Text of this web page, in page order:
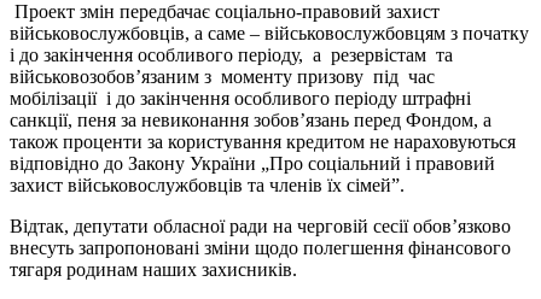
Проект змін передбачає соціально-правовий захист
військовослужбовців, а саме – військовослужбовцям з початку
і до закінчення особливого періоду, а резервістам та
військовозобов’язаним з моменту призову під час
мобілізації і до закінчення особливого періоду штрафні
санкції, пеня за невиконання зобов’язань перед Фондом, а
також проценти за користування кредитом не нараховуються
відповідно до Закону України „Про соціальний і правовий
захист військовослужбовців та членів їх сімей”.
Відтак, депутати обласної ради на черговій сесії обов’язково
внесуть запропоновані зміни щодо полегшення фінансового
тягаря родинам наших захисників.